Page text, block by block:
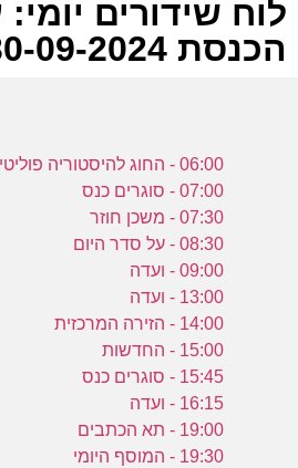
לוח שידורים יומי:
הכנסת 30-09-2024
06:00 - החוג להיסטוריה פוליטית
07:00 - סוגרים כנס
07:30 - משכן חוזר
08:30 - על סדר היום
09:00 - ועדה
13:00 - ועדה
14:00 - הזירה המרכזית
15:00 - החדשות
15:45 - סוגרים כנס
16:15 - ועדה
19:00 - תא הכתבים
19:30 - המוסף היומי